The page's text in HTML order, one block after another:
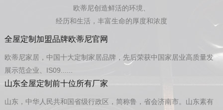
全屋定制加盟品牌欧蒂尼官网
欧蒂尼家居，中国十大定制家居品牌，先后荣获中国家居业高质量发
展示范企业、IS09......
山东全屋定制前十位所有厂家
山东，中华人民共和国省级行政区，简称鲁，省会济南市。山东素有
欧蒂尼创造鲜活的环境、
经历和生活，丰富生命的厚度和浓度